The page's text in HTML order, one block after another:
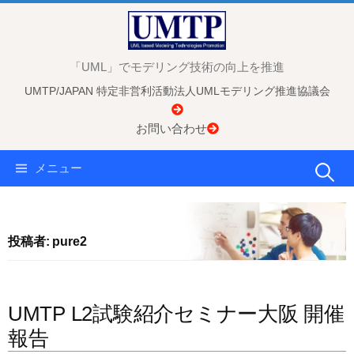
「UML」でモデリング技術の向上を推進
UMTP/JAPAN 特定非営利活動法人UMLモデリング推進協議会
お問い合わせ
メニュー 検
投稿者: pure2
UMTP L2試験紹介セミナー大阪 開催
報告